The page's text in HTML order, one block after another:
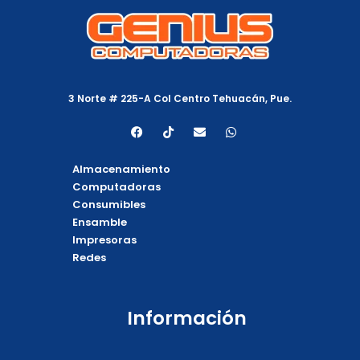
3 Norte # 225-A Col Centro Tehuacán, Pue.
F
a
e
b
o
k
T
i
o
E
n
W
h
Almacenamiento
Computadoras
Consumibles
Ensamble
Impresoras
Redes
Información